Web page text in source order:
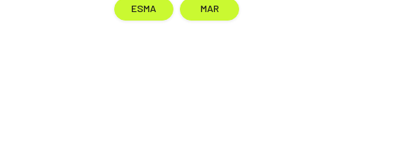
ESMA MAR